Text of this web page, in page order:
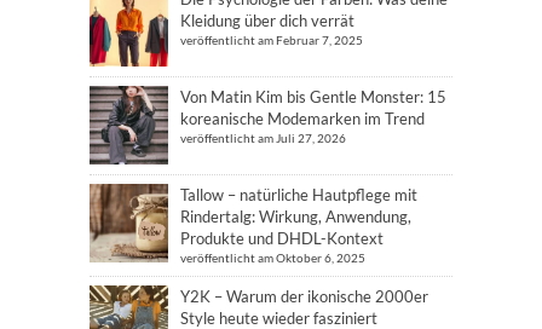
Kleidung über dich verrät
veröffentlicht am Februar 7, 2025
Von Matin Kim bis Gentle Monster: 15
koreanische Modemarken im Trend
veröffentlicht am Juli 27, 2026
Tallow – natürliche Hautpflege mit
Rindertalg: Wirkung, Anwendung,
Produkte und DHDL-Kontext
veröffentlicht am Oktober 6, 2025
Y2K – Warum der ikonische 2000er
Style heute wieder fasziniert